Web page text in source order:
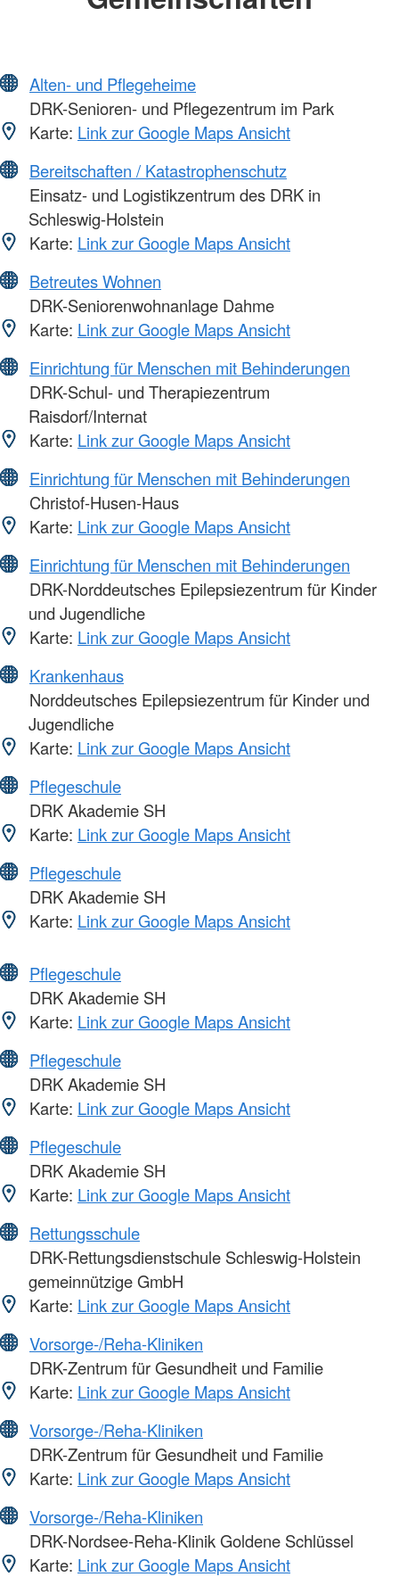
Alten- und Pflegeheime
DRK-Senioren- und Pflegezentrum im Park
Karte: Link zur Google Maps Ansicht
Bereitschaften / Katastrophenschutz
Einsatz- und Logistikzentrum des DRK in
Schleswig-Holstein
Karte: Link zur Google Maps Ansicht
Betreutes Wohnen
DRK-Seniorenwohnanlage Dahme
Karte: Link zur Google Maps Ansicht
Einrichtung für Menschen mit Behinderungen
DRK-Schul- und Therapiezentrum
Raisdorf/Internat
Karte: Link zur Google Maps Ansicht
Einrichtung für Menschen mit Behinderungen
Christof-Husen-Haus
Karte: Link zur Google Maps Ansicht
Einrichtung für Menschen mit Behinderungen
DRK-Norddeutsches Epilepsiezentrum für Kinder
und Jugendliche
Karte: Link zur Google Maps Ansicht
Krankenhaus
Norddeutsches Epilepsiezentrum für Kinder und
Jugendliche
Karte: Link zur Google Maps Ansicht
Pflegeschule
DRK Akademie SH
Karte: Link zur Google Maps Ansicht
Pflegeschule
DRK Akademie SH
Karte: Link zur Google Maps Ansicht
Pflegeschule
DRK Akademie SH
Karte: Link zur Google Maps Ansicht
Pflegeschule
DRK Akademie SH
Karte: Link zur Google Maps Ansicht
Pflegeschule
DRK Akademie SH
Karte: Link zur Google Maps Ansicht
Rettungsschule
DRK-Rettungsdienstschule Schleswig-Holstein
gemeinnützige GmbH
Karte: Link zur Google Maps Ansicht
Vorsorge-/Reha-Kliniken
DRK-Zentrum für Gesundheit und Familie
Karte: Link zur Google Maps Ansicht
Vorsorge-/Reha-Kliniken
DRK-Zentrum für Gesundheit und Familie
Karte: Link zur Google Maps Ansicht
Vorsorge-/Reha-Kliniken
DRK-Nordsee-Reha-Klinik Goldene Schlüssel
Karte: Link zur Google Maps Ansicht